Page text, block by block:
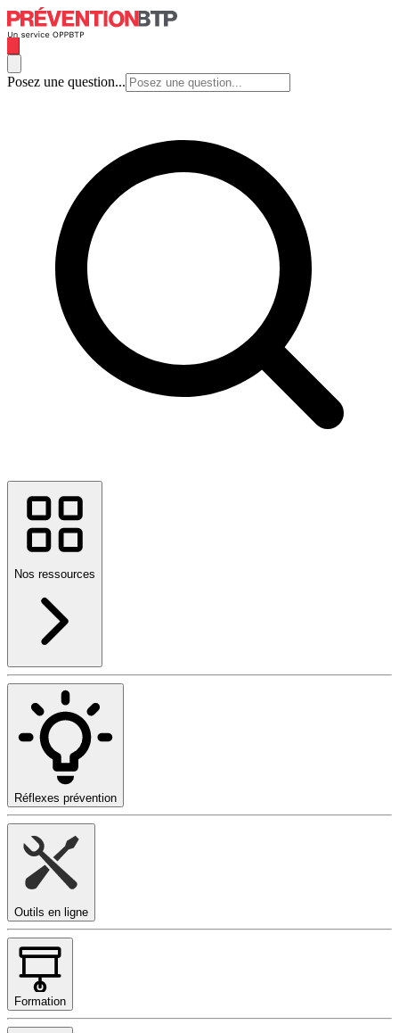
Posez une question...
Nos ressources
Réflexes prévention
Outils en ligne
Formation